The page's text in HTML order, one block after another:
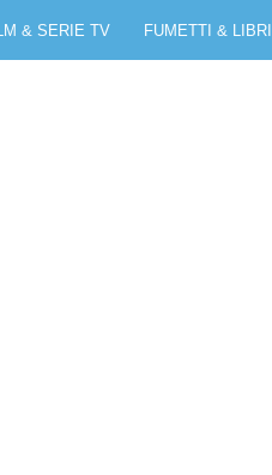
& SERIE TV FUMETTI & LIBRI